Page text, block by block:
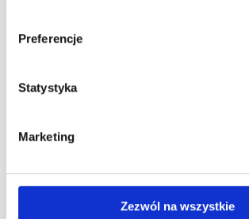
Preferencje
Statystyka
Marketing
Zezwól na wszystkie
24h Le Mans – przewodnik po największym
30 lipca 2026
pierwszego siadu w gokarcie do torów FIA